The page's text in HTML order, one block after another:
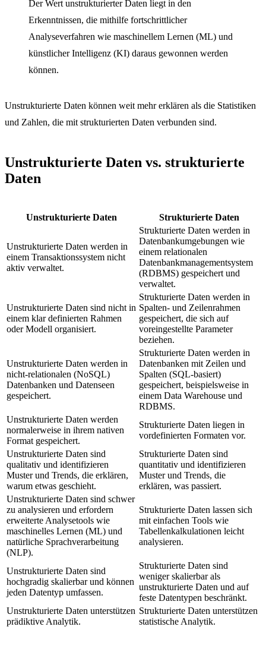
Der Wert unstrukturierter Daten liegt in den
Erkenntnissen, die mithilfe fortschrittlicher
Analyseverfahren wie maschinellem Lernen (ML) und
künstlicher Intelligenz (KI) daraus gewonnen werden
können.
Unstrukturierte Daten können weit mehr erklären als die Statistiken
und Zahlen, die mit strukturierten Daten verbunden sind.
Unstrukturierte Daten vs. strukturierte
Daten
Unstrukturierte Daten Strukturierte Daten
Unstrukturierte Daten werden in
einem Transaktionssystem nicht
aktiv verwaltet.
Strukturierte Daten werden in
Datenbankumgebungen wie
einem relationalen
Datenbankmanagementsystem
(RDBMS) gespeichert und
verwaltet.
Unstrukturierte Daten sind nicht in
einem klar definierten Rahmen
oder Modell organisiert.
Strukturierte Daten werden in
Spalten- und Zeilenrahmen
gespeichert, die sich auf
voreingestellte Parameter
beziehen.
Unstrukturierte Daten werden in
nicht-relationalen (NoSQL)
Datenbanken und Datenseen
gespeichert.
Strukturierte Daten werden in
Datenbanken mit Zeilen und
Spalten (SQL-basiert)
gespeichert, beispielsweise in
einem Data Warehouse und
RDBMS.
Unstrukturierte Daten werden
normalerweise in ihrem nativen
Format gespeichert.
Strukturierte Daten liegen in
vordefinierten Formaten vor.
Unstrukturierte Daten sind
qualitativ und identifizieren
Muster und Trends, die erklären,
warum etwas geschieht.
Strukturierte Daten sind
quantitativ und identifizieren
Muster und Trends, die
erklären, was passiert.
Unstrukturierte Daten sind schwer
zu analysieren und erfordern
erweiterte Analysetools wie
maschinelles Lernen (ML) und
natürliche Sprachverarbeitung
(NLP).
Strukturierte Daten lassen sich
mit einfachen Tools wie
Tabellenkalkulationen leicht
analysieren.
Unstrukturierte Daten sind
hochgradig skalierbar und können
jeden Datentyp umfassen.
Strukturierte Daten sind
weniger skalierbar als
unstrukturierte Daten und auf
feste Datentypen beschränkt.
Unstrukturierte Daten unterstützen
prädiktive Analytik.
Strukturierte Daten unterstützen
statistische Analytik.